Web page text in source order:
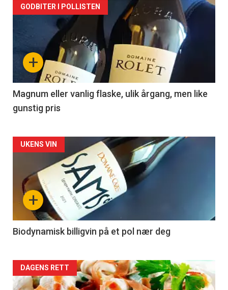
Forsiden
akkurat
nå
3
+
GODBITER I POLLISTEN
Magnum eller vanlig flaske, ulik årgang, men like
gunstig pris
Forsiden
akkurat
nå
4
+
UKENS VIN
Biodynamisk billigvin på et pol nær deg
Forsiden
DAGENS RETT